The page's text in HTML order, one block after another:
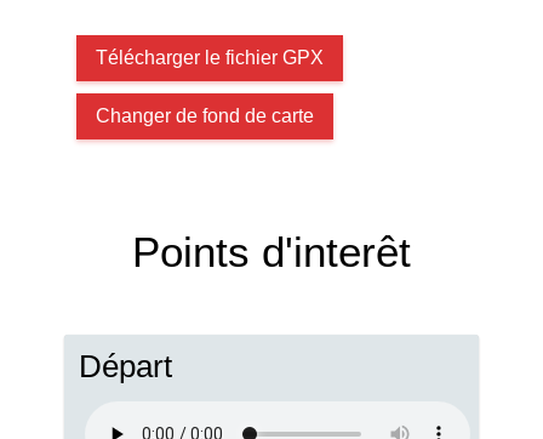
Télécharger le fichier GPX
Changer de fond de carte
Points d'interêt
Départ